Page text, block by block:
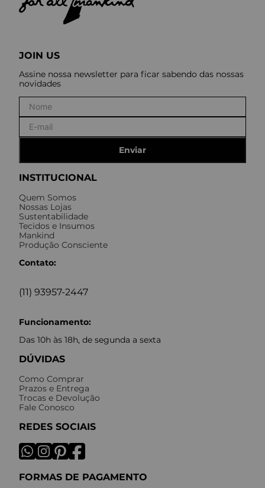
INSTITUCIONAL
Quem Somos
Nossas Lojas
Sustentabilidade
Tecidos e Insumos
Mankind
Produção Consciente
Contato:
(11) 93957-2447
Funcionamento:
Das 10h às 18h, de segunda a sexta
DÚVIDAS
Como Comprar
Prazos e Entrega
Trocas e Devolução
Fale Conosco
REDES SOCIAIS
FORMAS DE PAGAMENTO
JOIN US
Assine nossa newsletter para ficar sabendo das nossas
novidades
Enviar